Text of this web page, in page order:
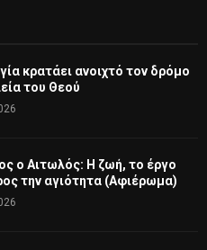
κρατάει ανοιχτό τον δρόμο
του Θεού
ο Αιτωλός: Η ζωή, το έργο
την αγιότητα (Αφιέρωμα)